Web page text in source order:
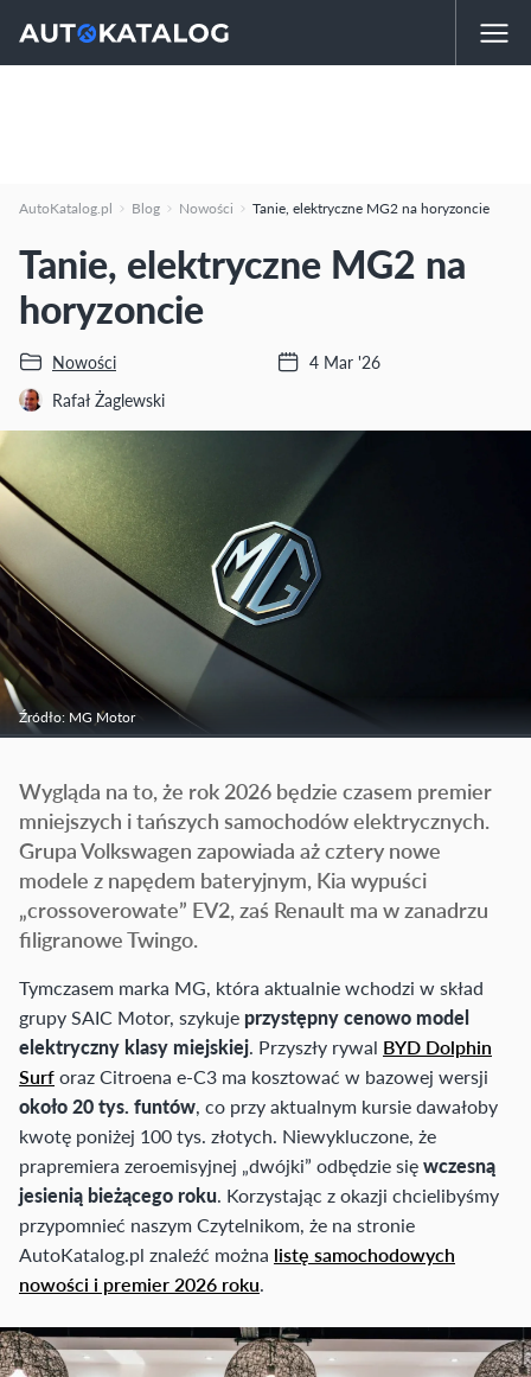
AutoKatalog.pl Blog Nowości Tanie, elektryczne MG2 na horyzoncie
Tanie, elektryczne MG2 na
horyzoncie
Nowości
Rafał Żaglewski
4 Mar '26
Źródło: MG Motor
Wygląda na to, że rok 2026 będzie czasem premier
mniejszych i tańszych samochodów elektrycznych.
Grupa Volkswagen zapowiada aż cztery nowe
modele z napędem bateryjnym, Kia wypuści
„crossoverowate” EV2, zaś Renault ma w zanadrzu
filigranowe Twingo.
Tymczasem marka MG, która aktualnie wchodzi w skład
grupy SAIC Motor, szykuje przystępny cenowo model
elektryczny klasy miejskiej. Przyszły rywal BYD Dolphin
Surforaz Citroena e-C3 ma kosztować w bazowej wersji
około 20 tys. funtów, co przy aktualnym kursie dawałoby
kwotę poniżej 100 tys. złotych. Niewykluczone, że
prapremiera zeroemisyjnej „dwójki” odbędzie sięwczesną
jesienią bieżącego roku. Korzystając z okazji chcielibyśmy
przypomnieć naszym Czytelnikom, że na stronie
AutoKatalog.pl znaleźć można listę samochodowych
nowości i premier 2026 roku.